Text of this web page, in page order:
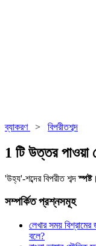
ব্যাকরণ > বিপরীতশব্দ
1 টি উত্তর পাওয়া
'উহ্য'-শব্দের বিপরীত শব্দস্পষ্ট।
সম্পর্কিত প্রশ্নসমূহ
লেখার সময়
বলে?